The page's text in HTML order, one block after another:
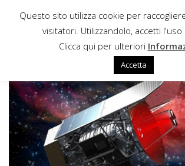
Sotto il contenuto
HERSCHEL
Questo sito utilizza cookie per
visitatori. Utilizzandolo, accetti l'uso
Clicca qui per ulteriori
Accetta